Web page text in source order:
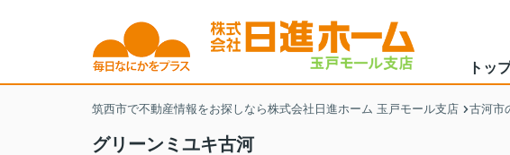
トッ
筑西市で不動産情報をお探しなら株式会社日進ホーム 玉戸モール支店 古河市
グリーンミユキ古河